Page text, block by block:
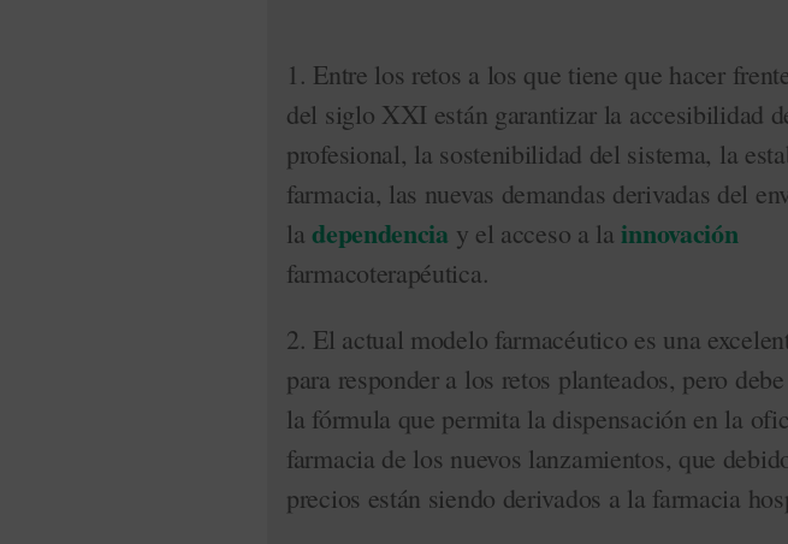
1. Entre los retos a los que tiene que hacer
del siglo XXI están garantizar la accesibilidad
profesional, la sostenibilidad del sistema, la
farmacia, las nuevas demandas derivadas del
ladependencia y el acceso a lainnovación
farmacoterapéutica.
2. El actual modelo farmacéutico es una
para responder a los retos planteados, pero
la fórmula que permita la dispensación en la
farmacia de los nuevos lanzamientos, que
precios están siendo derivados a la farmacia